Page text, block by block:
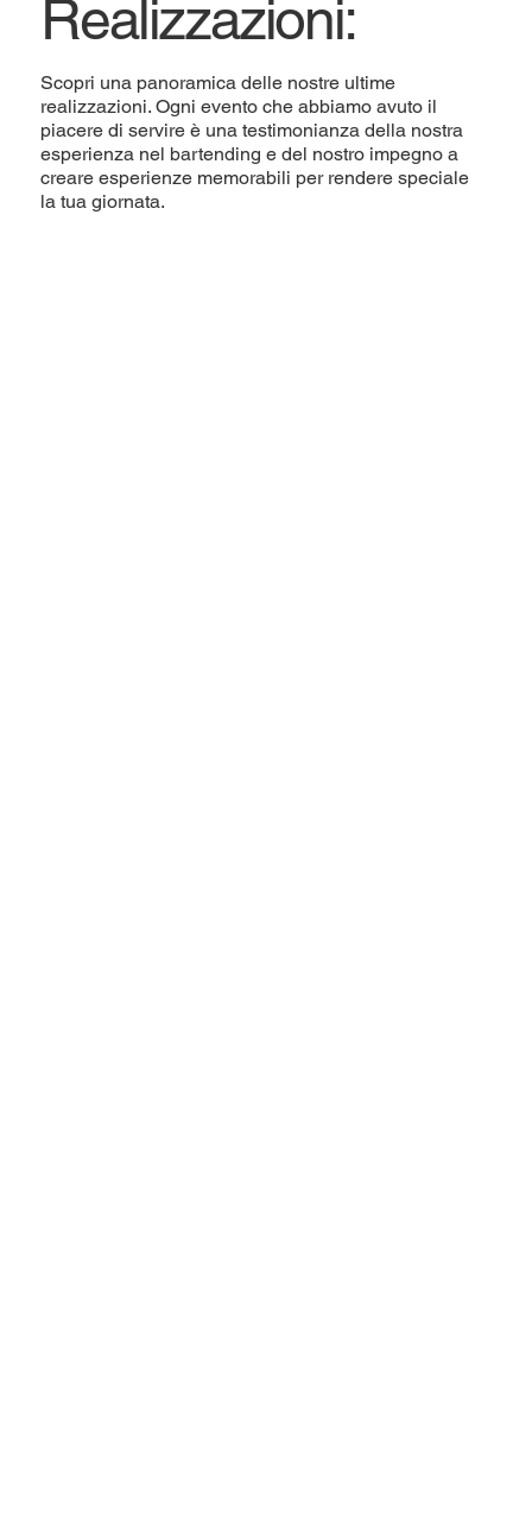
Realizzazioni:
Scopri una panoramica delle nostre ultime
realizzazioni. Ogni evento che abbiamo avuto il
piacere di servire è una testimonianza della nostra
esperienza nel bartending e del nostro impegno a
creare esperienze memorabili per rendere speciale
la tua giornata.